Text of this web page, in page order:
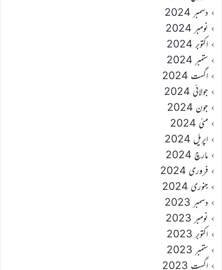
دسمبر 2024
نومبر 2024
اکتوبر 2024
ستمبر 2024
اگست 2024
جولائی 2024
جون 2024
مئی 2024
اپریل 2024
مارچ 2024
فروری 2024
جنوری 2024
دسمبر 2023
نومبر 2023
اکتوبر 2023
ستمبر 2023
اگست 2023